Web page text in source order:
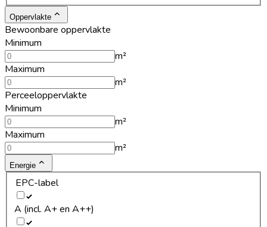
Oppervlakte
Bewoonbare oppervlakte
Minimum
m²
Maximum
m²
Perceeloppervlakte
Minimum
m²
Maximum
m²
Energie
EPC-label
A (incl. A+ en A++)